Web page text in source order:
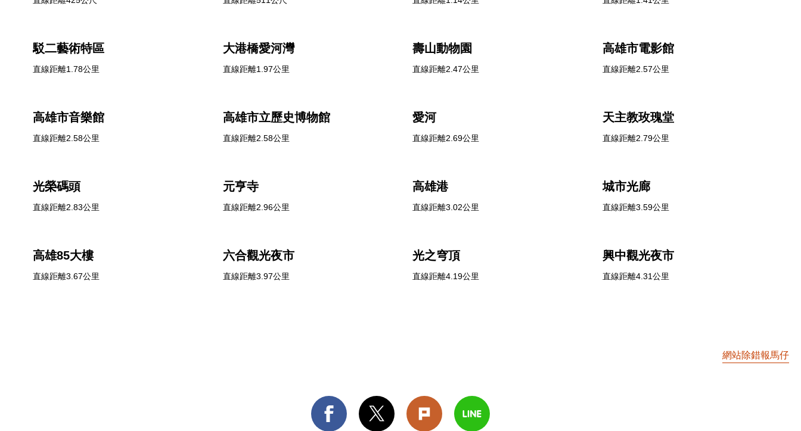
駁二藝術特區
直線距離1.78公里
大港橋愛河灣
直線距離1.97公里
壽山動物園
直線距離2.47公里
高雄市電影館
直線距離2.57公里
高雄市音樂館
直線距離2.58公里
高雄市立歷史博物館
直線距離2.58公里
愛河
直線距離2.69公里
天主教玫瑰堂
直線距離2.79公里
光榮碼頭
直線距離2.83公里
元亨寺
直線距離2.96公里
高雄港
直線距離3.02公里
城市光廊
直線距離3.59公里
高雄85大樓
直線距離3.67公里
六合觀光夜市
直線距離3.97公里
光之穹頂
直線距離4.19公里
興中觀光夜市
直線距離4.31公里
網站除錯報馬仔